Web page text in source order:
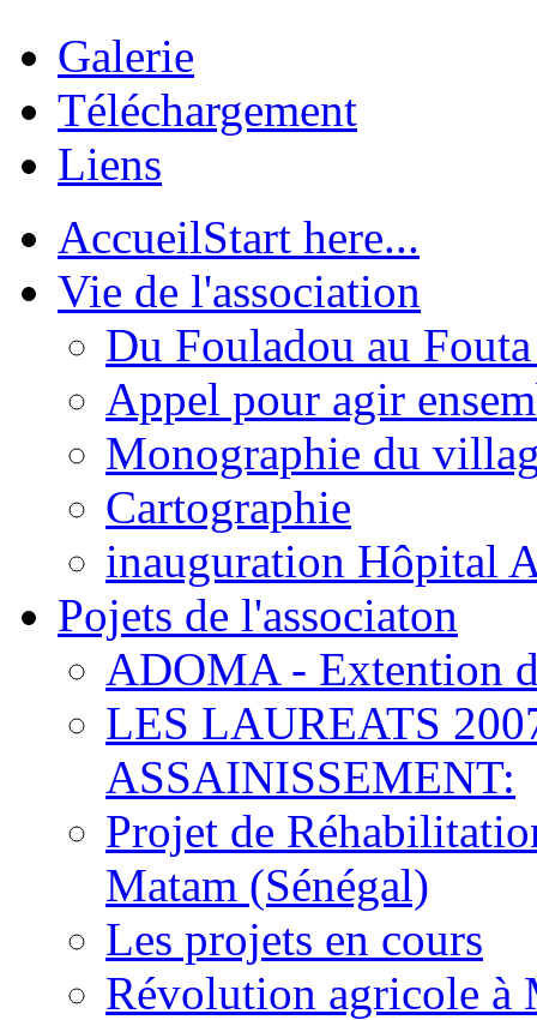
Galerie
Téléchargement
Liens
AccueilStart here...
Vie de l'association
Du Fouladou au
Appel pour agir
Monographie du
Cartographie
inauguration Hôpital
Pojets de l'associaton
ADOMA - Extention
LES LAUREATS
ASSAINISSEMENT:
Projet de
Matam (Sénégal)
Les projets en cours
Révolution agricole à